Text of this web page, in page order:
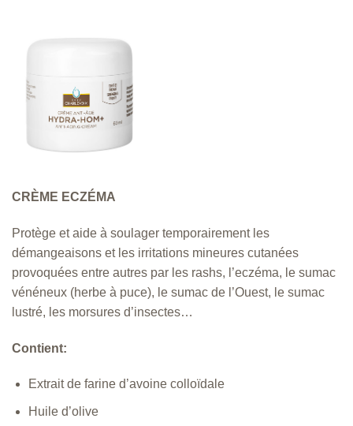
CRÈME ECZÉMA
Protège et aide à soulager temporairement les
démangeaisons et les irritations mineures cutanées
provoquées entre autres par les rashs, l’eczéma, le sumac
vénéneux (herbe à puce), le sumac de l’Ouest, le sumac
lustré, les morsures d’insectes…
Contient:
Extrait de farine d’avoine colloïdale
Huile d’olive